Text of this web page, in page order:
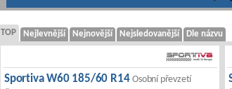
TOP
Nejlevnější Nejnovější Nejsledovanější Dle názvu
Sportiva W60 185/60 R14Osobní převzetí